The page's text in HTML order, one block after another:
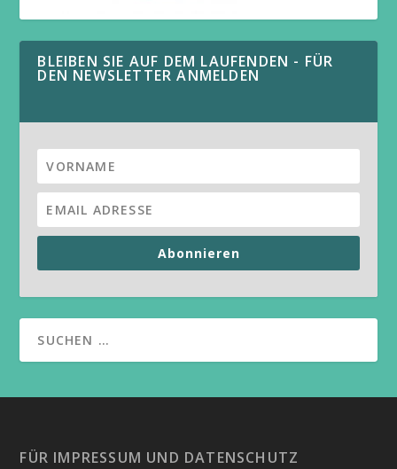
BLEIBEN SIE AUF DEM LAUFENDEN - FÜR
DEN NEWSLETTER ANMELDEN
Abonnieren
FÜR IMPRESSUM UND DATENSCHUTZ